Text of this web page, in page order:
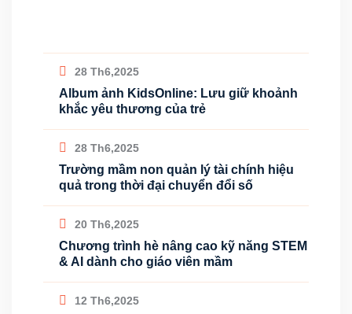
28 Th6,2025
Album ảnh KidsOnline: Lưu giữ khoảnh
khắc yêu thương của trẻ
28 Th6,2025
Trường mầm non quản lý tài chính hiệu
quả trong thời đại chuyển đổi số
20 Th6,2025
Chương trình hè nâng cao kỹ năng STEM
& AI dành cho giáo viên mầm
12 Th6,2025